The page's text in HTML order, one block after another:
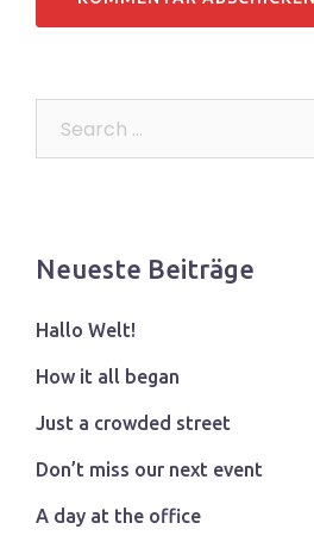
Neueste Beiträge
Hallo Welt!
How it all began
Just a crowded street
Don’t miss our next event
A day at the office